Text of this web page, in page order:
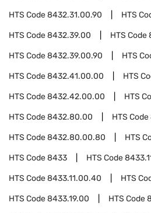
HTS Code8432.31.00.90 HTS
HTS Code8432.39.00 HTS Code
HTS Code8432.39.00.90 HTS
HTS Code8432.41.00.00 HTS
HTS Code8432.42.00.00 HTS
HTS Code8432.80.00 HTS Code
HTS Code8432.80.00.80 HTS
HTS Code8433 HTS Code
HTS Code8433.11.00.40 HTS
HTS Code8433.19.00 HTS Code